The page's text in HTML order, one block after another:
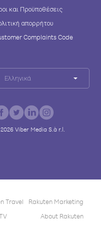
και Προϋποθέσεις
απορρήτου
Complaints Code
Ελληνικά
2026Viber Media S.à r.l.
Travel
Rakuten Marketing
About Rakuten